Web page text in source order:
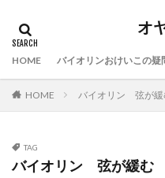
オ
HOME バイオリンおけいこの疑
HOME バイオリン 弦が緩
TAG
バイオリン 弦が緩む